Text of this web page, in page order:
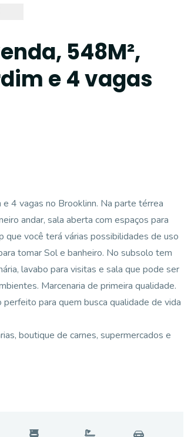
548M²,
e 4 vagas
4 vagas no Brooklinn. Na parte térrea
andar, sala aberta com espaços para
você terá várias possibilidades de uso
tomar Sol e banheiro. No subsolo tem
lavabo para visitas e sala que pode ser
Marcenaria de primeira qualidade.
para quem busca qualidade de vida
boutique de carnes, supermercados e